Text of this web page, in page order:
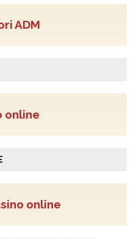
ADM
online
online